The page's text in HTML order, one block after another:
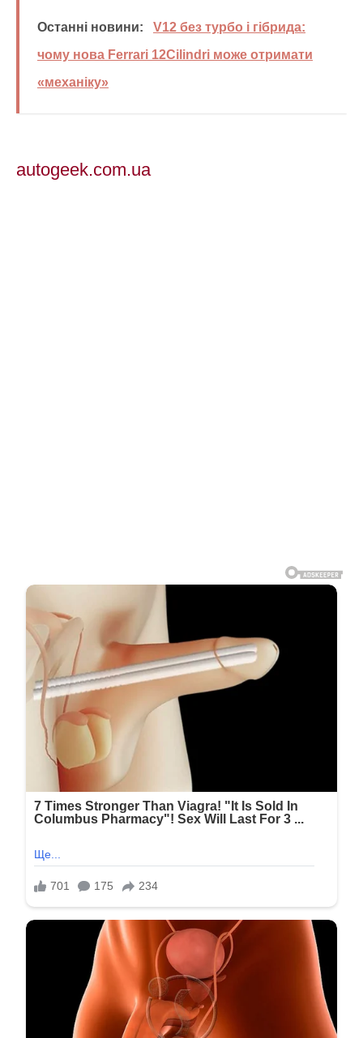
Останні новини:
V12 без турбо і гібрида:
чому нова Ferrari 12Cilindri може отримати
«механіку»
autogeek.com.ua